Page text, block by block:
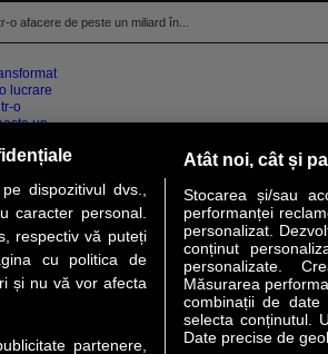
afacere de peste un miliard în...
STORY LIDERI ANALIZE HI-
dispozitivul dvs.,
caracter personal.
respectiv vă puteți
cu politica de
și nu vă vor afecta
partenere,
Atât noi, cât și
Stocarea și/sau
performanței
personalizat.
conținut
personalizate.
Măsurarea
combinații de
selecta conținutul.
Date precise de